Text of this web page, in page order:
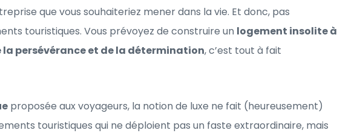
que vous souhaiteriez mener dans la vie. Et donc, pas
touristiques. Vous prévoyez de construire un logement insolite à
la persévérance et de la détermination, c’est tout à fait
proposée aux voyageurs, la notion de luxe ne fait (heureusement)
touristiques qui ne déploient pas un faste extraordinaire, mais